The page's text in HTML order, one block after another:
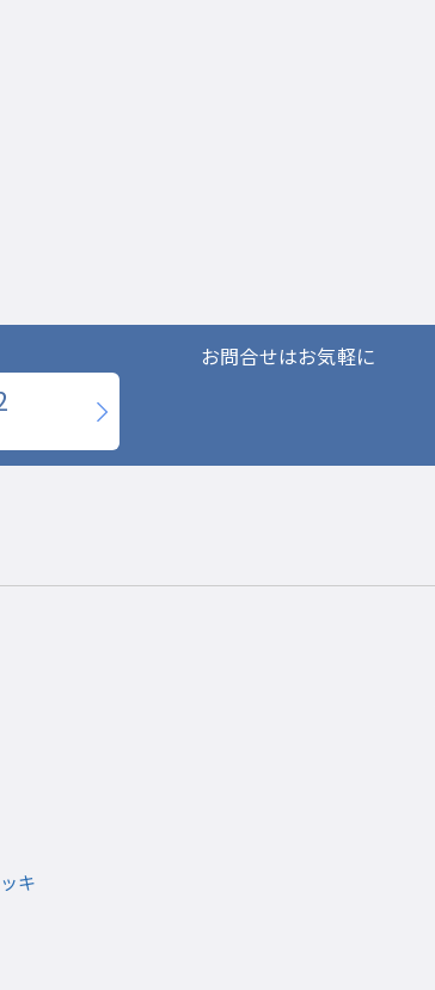
お問合せはお気軽に
キ